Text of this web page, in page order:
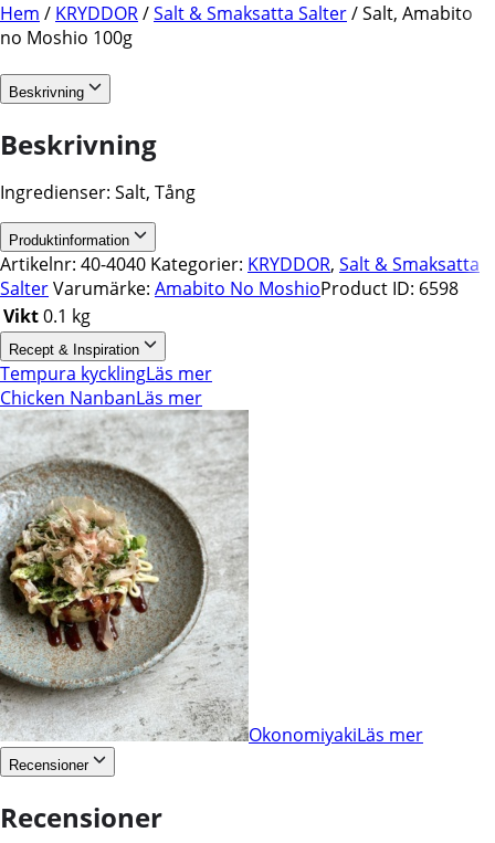
Hem / KRYDDOR/Salt & Smaksatta Salter/ Salt, Amabito
no Moshio 100g
Beskrivning
Beskrivning
Ingredienser: Salt, Tång
Produktinformation
Artikelnr: 40-4040 Kategorier: KRYDDOR, Salt & Smaksatta
SalterVarumärke: Amabito No MoshioProduct ID: 6598
Vikt0.1 kg
Recept & Inspiration
Tempura kycklingLäs mer
Chicken NanbanLäs mer
OkonomiyakiLäs mer
Recensioner
Recensioner